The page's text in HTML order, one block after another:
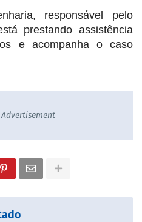
responsável pelo
prestando assistência
e acompanha o caso
Advertisement